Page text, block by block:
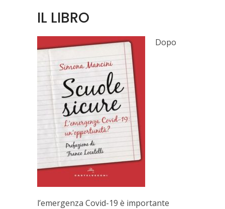
IL LIBRO
Dopo
l’emergenza Covid-19 è importante